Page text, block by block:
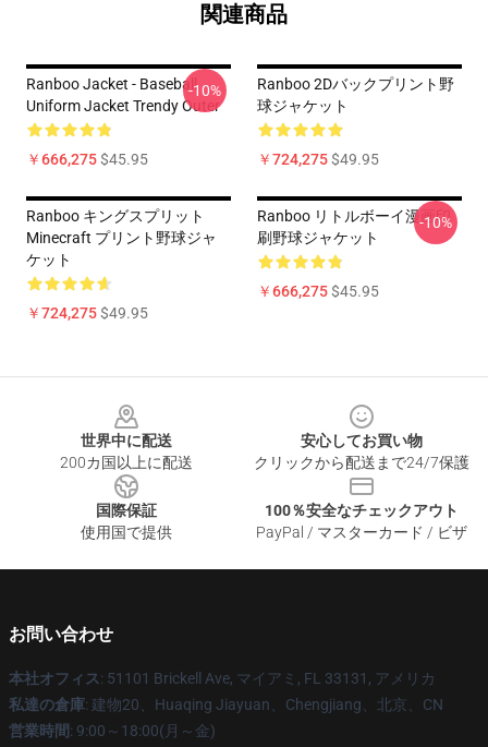
関連商品
Ranboo Jacket - Baseball
Uniform Jacket Trendy Outer
￥666,275$45.95
-10%
Ranboo 2Dバックプリント野
球ジャケット
￥724,275$49.95
Ranboo キングスプリット
Minecraft プリント野球ジャ
ケット
￥724,275$49.95
Ranboo リトルボーイ漫画印
刷野球ジャケット
￥666,275$45.95
-10%
世界中に配送
200カ国以上に配送
安心してお買い物
クリックから配送まで24/7保護
国際保証
使用国で提供
100％安全なチェックアウト
PayPal / マスターカード / ビザ
お問い合わせ
本社オフィス: 51101 Brickell Ave, マイアミ, FL 33131, アメリカ
私達の倉庫: 建物20、Huaqing Jiayuan、Chengjiang、北京、CN
営業時間: 9:00～18:00(月～金)